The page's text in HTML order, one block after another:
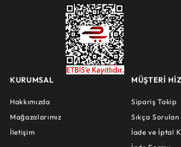
KURUMSAL
Hakkımızda
Mağazalarımız
İletişim
MÜŞTERİ
Sipariş Takip
Sıkça
İade ve İptal